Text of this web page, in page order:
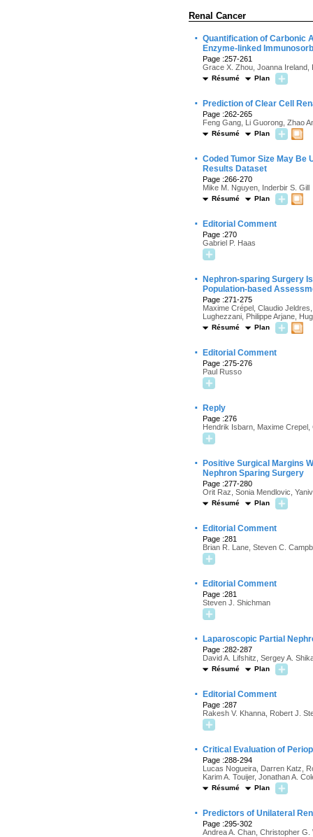
Renal Cancer
· Quantification of Carbonic
Enzyme-linked
Page :257-261
Grace X. Zhou, Joanna Ireland,
Résumé Plan
· Prediction of Clear Cell
Page :262-265
Feng Gang, Li Guorong, Zhao
Résumé Plan
· Coded Tumor Size May Be
Results Dataset
Page :266-270
Mike M. Nguyen, Inderbir S. Gill
Résumé Plan
· Editorial Comment
Page :270
Gabriel P. Haas
·
Nephron-sparing Surgery
Population-based
Page :271-275
Maxime Crépel, Claudio
Lughezzani, Philippe Arjane,
Résumé Plan
· Editorial Comment
Page :275-276
Paul Russo
· Reply
Page :276
Hendrik Isbarn, Maxime
·
Positive Surgical Margins
Nephron Sparing Surgery
Page :277-280
Orit Raz, Sonia Mendlovic,
Résumé Plan
· Editorial Comment
Page :281
Brian R. Lane, Steven C.
· Editorial Comment
Page :281
Steven J. Shichman
· Laparoscopic Partial
Page :282-287
David A. Lifshitz, Sergey A.
Résumé Plan
· Editorial Comment
Page :287
Rakesh V. Khanna, Robert J.
· Critical Evaluation of
Page :288-294
Lucas Nogueira, Darren Katz,
Karim A. Touijer, Jonathan A.
Résumé Plan
· Predictors of Unilateral
Page :295-302
Andrea A. Chan, Christopher